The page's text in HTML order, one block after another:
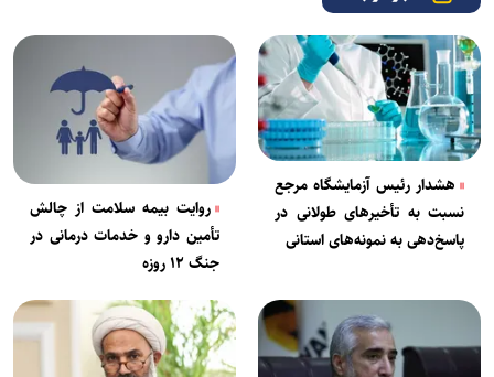
هشدار رئیس آزمایشگاه مرجع
نسبت به تأخیر‌های طولانی در
پاسخ‌دهی به نمونه‌های استانی
روایت بیمه سلامت از چالش
تأمین دارو و خدمات درمانی در
جنگ ۱۲ روزه